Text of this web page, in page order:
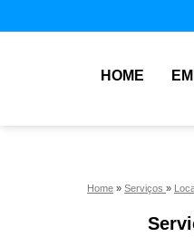
HOME
Home » Serviços »